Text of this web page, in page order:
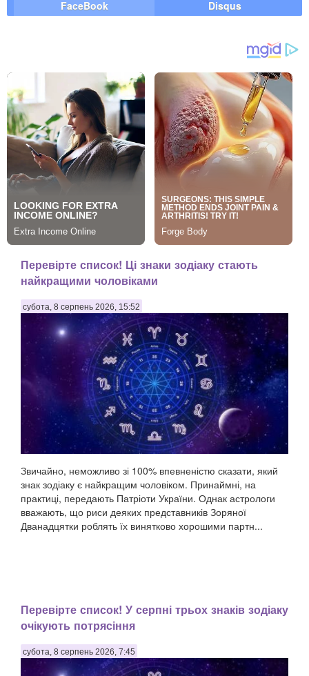
FaceBook Disqus
Перевірте список! Ці знаки зодіаку стають
найкращими чоловіками
субота, 8 серпень 2026, 15:52
Звичайно, неможливо зі 100% впевненістю сказати, який
знак зодіаку є найкращим чоловіком. Принаймні, на
практиці, передають Патріоти України. Однак астрологи
вважають, що риси деяких представників Зоряної
Дванадцятки роблять їх винятково хорошими партн...
Перевірте список! У серпні трьох знаків зодіаку
очікують потрясіння
субота, 8 серпень 2026, 7:45